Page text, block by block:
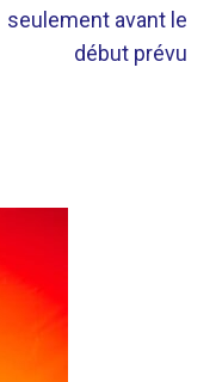
seulement avant le
début prévu